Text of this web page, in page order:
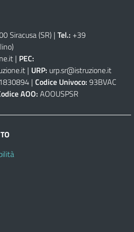
Siracusa (SR) | Tel.: +39
| PEC:
| URP: urp.sr@istruzione.it
| Codice Univoco: 93BVAC
AOO: AOOUSPSR